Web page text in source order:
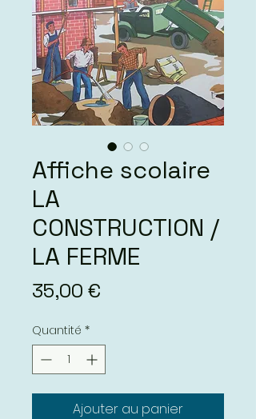
Affiche scolaire
LA
CONSTRUCTION /
LA FERME
35,00 €
Quantité *
Ajouter au panier